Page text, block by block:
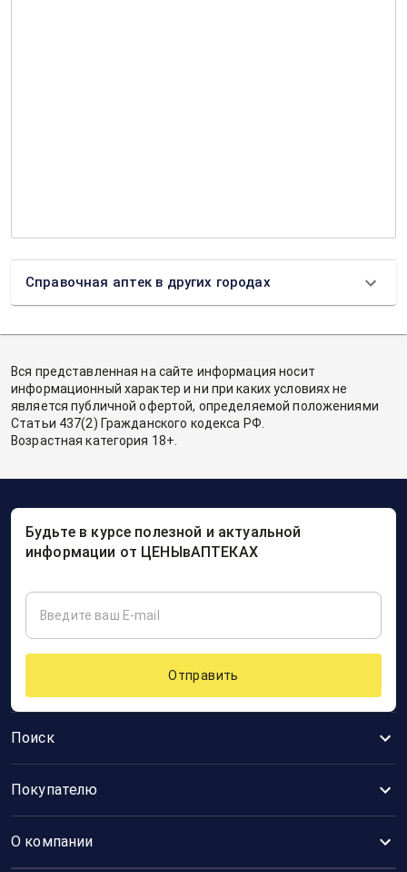
Справочная аптек в других городах
Вся представленная на сайте информация носит
информационный характер и ни при каких условиях не
является публичной офертой, определяемой положениями
Статьи 437(2) Гражданского кодекса РФ.
Возрастная категория 18+.
Поиск
Покупателю
О компании
Будьте в курсе полезной и актуальной
информации от ЦЕНЫвАПТЕКАХ
Отправить